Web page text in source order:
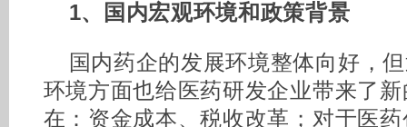
1、国内宏观环境和政策背景
国内药企的发展环境整体向好，
环境方面也给医药研发企业带来了
在：资金成本、税收改革；对于医